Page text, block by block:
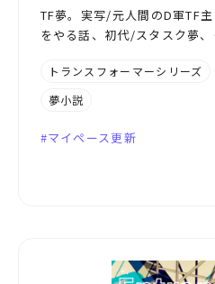
TF夢。実写/元人間のD軍TF
をやる話、初代/スタスク夢
トランスフォーマーシリーズ
夢小説
マイペース更新